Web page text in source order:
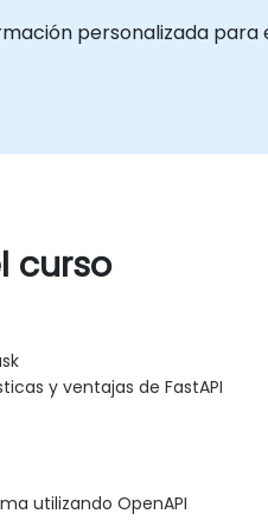
personalizada
curso
y ventajas de FastAPI
utilizando OpenAPI